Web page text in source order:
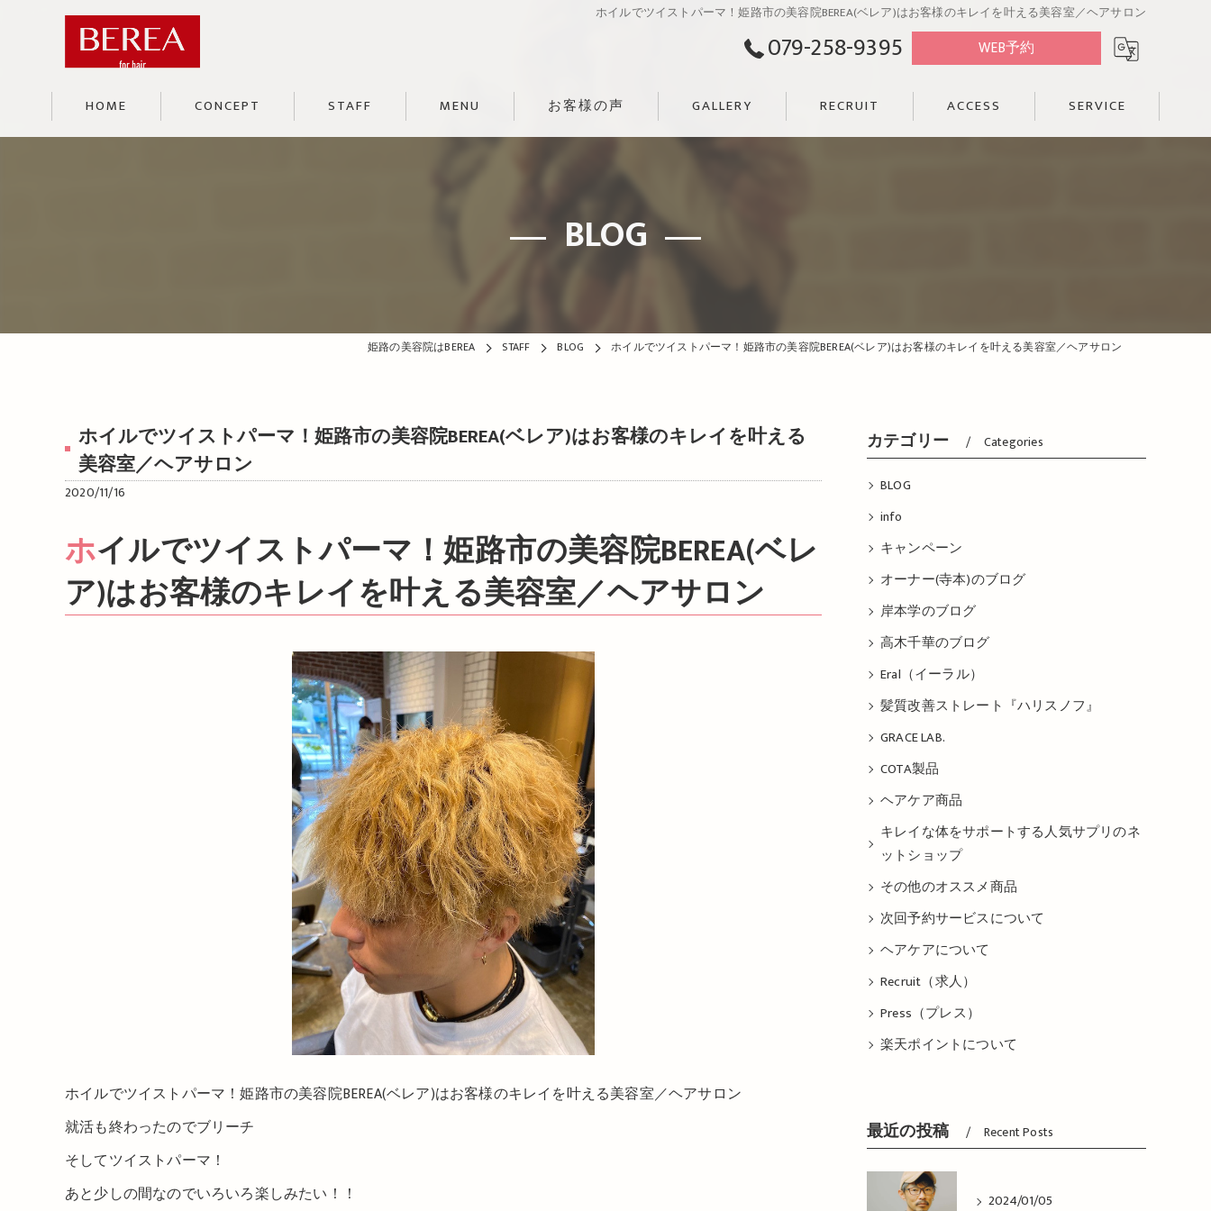
ホイルでツイストパーマ！姫路市の美容院BEREA(ベレア)はお客様のキレイを叶える美容室／ヘアサロン
079-258-9395 WEB予約
HOME CONCEPT STAFF MENU お客様の声 GALLERY RECRUIT ACCESS SERVICE
BLOG
姫路の美容院はBEREA STAFF BLOG ホイルでツイストパーマ！姫路市の美容院BEREA(ベレア)はお客様のキレイを叶える美容室／ヘアサロン
ホイルでツイストパーマ！姫路市の美容院BEREA(ベレア)はお客様のキレイを叶える
美容室／ヘアサロン
2020/11/16
ホイルでツイストパーマ！姫路市の美容院BEREA(ベレ
ア)はお客様のキレイを叶える美容室／ヘアサロン
ホイルでツイストパーマ！姫路市の美容院BEREA(ベレア)はお客様のキレイを叶える美容室／ヘアサロン
就活も終わったのでブリーチ
そしてツイストパーマ！
あと少しの間なのでいろいろ楽しみたい！！
カテゴリー Categories
BLOG
info
キャンペーン
オーナー(寺本)のブログ
岸本学のブログ
高木千華のブログ
Eral（イーラル）
髪質改善ストレート『ハリスノフ』
GRACE LAB.
COTA製品
ヘアケア商品
キレイな体をサポートする人気サプリのネ
ットショップ
その他のオススメ商品
次回予約サービスについて
ヘアケアについて
Recruit（求人）
Press（プレス）
楽天ポイントについて
最近の投稿 Recent Posts
2024/01/05